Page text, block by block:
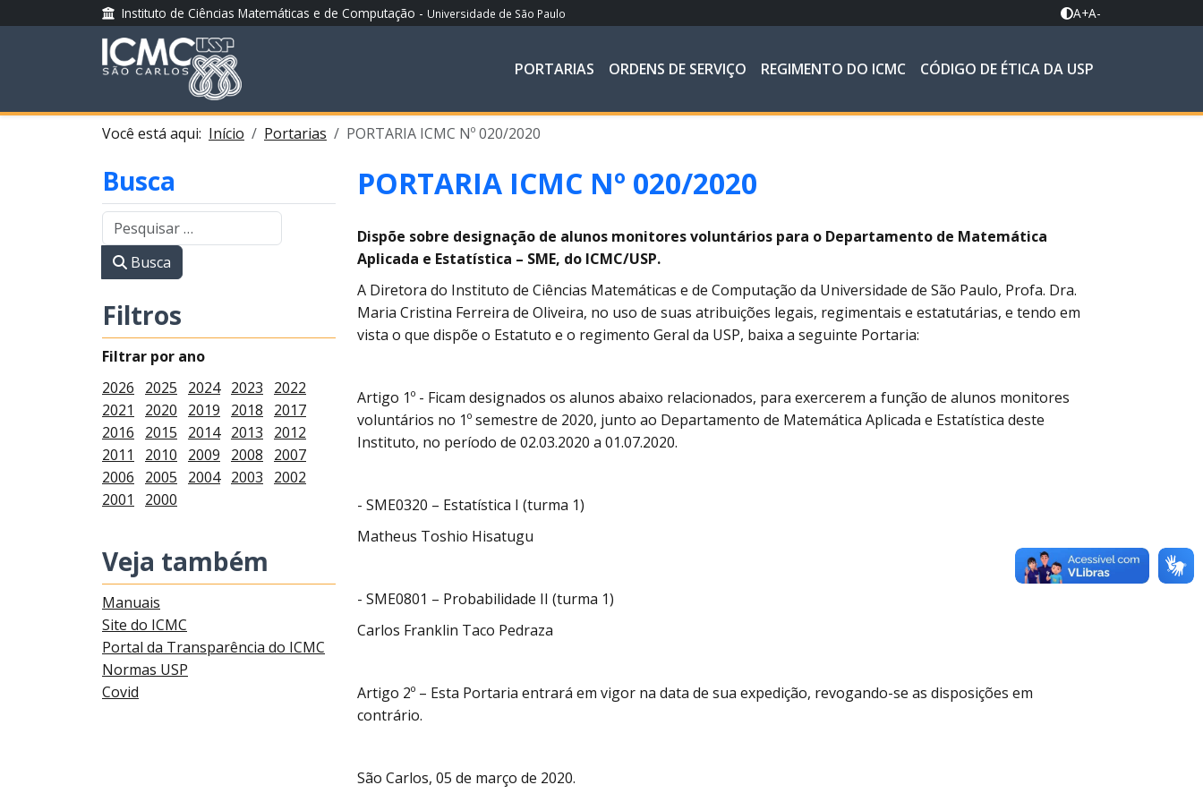
Instituto de Ciências Matemáticas e de Computação - Universidade de São Paulo A+A-
PORTARIAS ORDENS DE SERVIÇO REGIMENTO DO ICMC CÓDIGO DE ÉTICA DA USP
Você está aqui: Início Portarias PORTARIA ICMC Nº 020/2020
Busca
Busca
Filtros
Filtrar por ano
2026
2025 2024 2023
2022
2021
2020 2019 2018
2017
2016
2015 2014 2013
2012
2011
2010 2009 2008
2007
2006
2005 2004 2003
2002
2001
2000
Veja também
Manuais
Site do ICMC
Portal da Transparência do ICMC
Normas USP
Covid
PORTARIA ICMC Nº 020/2020
Dispõe sobre designação de alunos monitores voluntários para o Departamento de Matemática
Aplicada e Estatística – SME, do ICMC/USP.
A Diretora do Instituto de Ciências Matemáticas e de Computação da Universidade de São Paulo, Profa. Dra.
Maria Cristina Ferreira de Oliveira, no uso de suas atribuições legais, regimentais e estatutárias, e tendo em
vista o que dispõe o Estatuto e o regimento Geral da USP, baixa a seguinte Portaria:
Artigo 1º - Ficam designados os alunos abaixo relacionados, para exercerem a função de alunos monitores
voluntários no 1º semestre de 2020, junto ao Departamento de Matemática Aplicada e Estatística deste
Instituto, no período de 02.03.2020 a 01.07.2020.
- SME0320 – Estatística I (turma 1)
Matheus Toshio Hisatugu
- SME0801 – Probabilidade II (turma 1)
Carlos Franklin Taco Pedraza
Artigo 2º – Esta Portaria entrará em vigor na data de sua expedição, revogando-se as disposições em
contrário.
São Carlos, 05 de março de 2020.